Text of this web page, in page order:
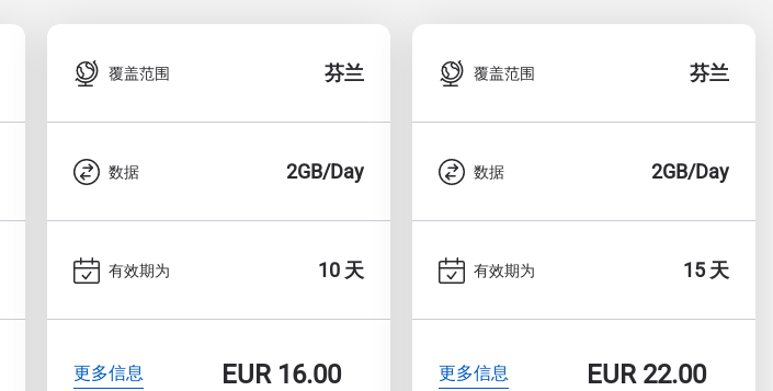
覆盖范围 芬兰
数据 2GB/Day
有效期为 10 天
更多信息 EUR16.00
覆盖范围 芬兰
数据 2GB/Day
有效期为 15 天
更多信息 EUR22.00